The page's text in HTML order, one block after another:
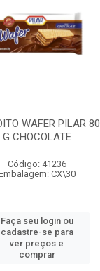
WAFER PILAR 80
G CHOCOLATE
Código: 41236
CX\30
Faça seu login ou
cadastre-se para
ver preços e
comprar